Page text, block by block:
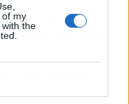
of my
the
que la televisión
retener a los jóvenes.
afecta: la tele se
la parrilla tendrá aún